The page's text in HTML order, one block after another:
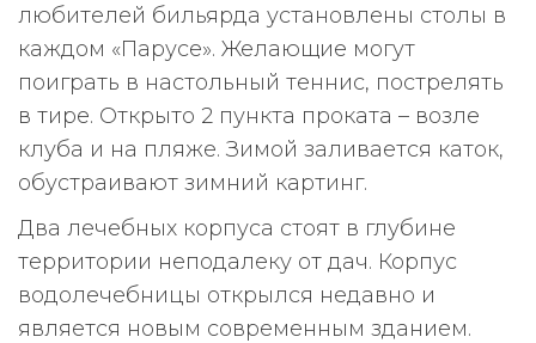
любителей бильярда установлены столы в
каждом «Парусе». Желающие могут
поиграть в настольный теннис, пострелять
в тире. Открыто 2 пункта проката – возле
клуба и на пляже. Зимой заливается каток,
обустраивают зимний картинг.
Два лечебных корпуса стоят в глубине
территории неподалеку от дач. Корпус
водолечебницы открылся недавно и
является новым современным зданием.